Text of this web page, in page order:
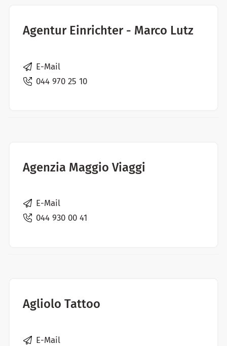
Agentur Einrichter - Marco Lutz
E-Mail
044 970 25 10
Agenzia Maggio Viaggi
E-Mail
044 930 00 41
Agliolo Tattoo
E-Mail